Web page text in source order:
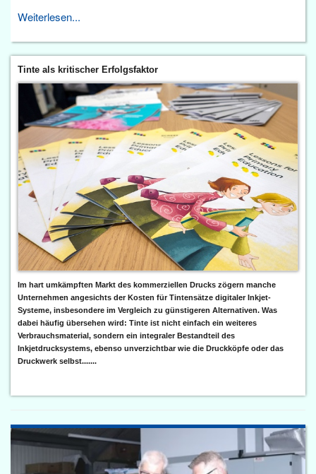
Weiterlesen...
Tinte als kritischer Erfolgsfaktor
Im hart umkämpften Markt des kommerziellen Drucks zögern manche
Unternehmen angesichts der Kosten für Tintensätze digitaler Inkjet-
Systeme, insbesondere im Vergleich zu günstigeren Alternativen. Was
dabei häufig übersehen wird: Tinte ist nicht einfach ein weiteres
Verbrauchsmaterial, sondern ein integraler Bestandteil des
Inkjetdrucksystems, ebenso unverzichtbar wie die Druckköpfe oder das
Druckwerk selbst.......